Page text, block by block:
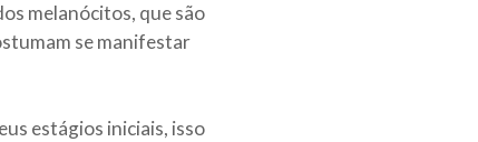
melanócitos, que são
se manifestar
estágios iniciais, isso